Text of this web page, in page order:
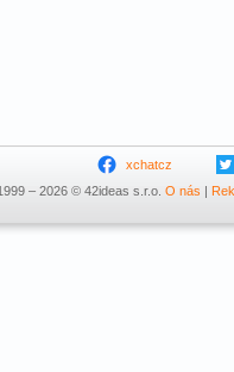
xchatcz
– 2026 © 42ideas s.r.o. O nás |